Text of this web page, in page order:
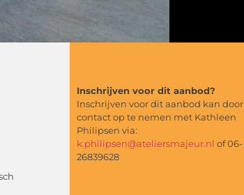
Inschrijven voor dit aanbod?
Inschrijven voor dit aanbod kan door
contact op te nemen met Kathleen
Philipsen via:
k.philipsen@ateliersmajeur.nl of 06-
26839628